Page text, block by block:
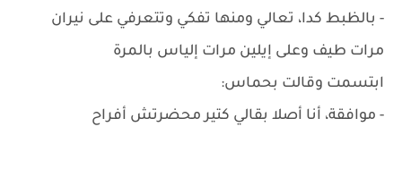
- بالظبط كدا، تعالي ومنها تفكي وتتعرفي على نيران
مرات طيف وعلى إيلين مرات إلياس بالمرة
ابتسمت وقالت بحماس:
- موافقة، أنا أصلا بقالي كتير محضرتش أفراح